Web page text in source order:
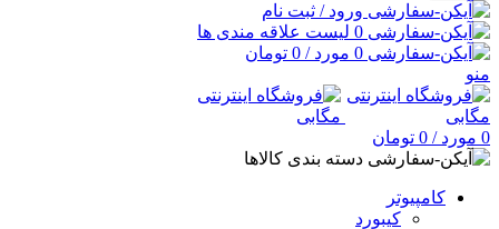
ورود / ثبت نام
0 لیست علاقه مندی ها
0 مورد/
0 تومان
منو
0 مورد/
0 تومان
دسته بندی کالاها
کامپیوتر
کیبورد